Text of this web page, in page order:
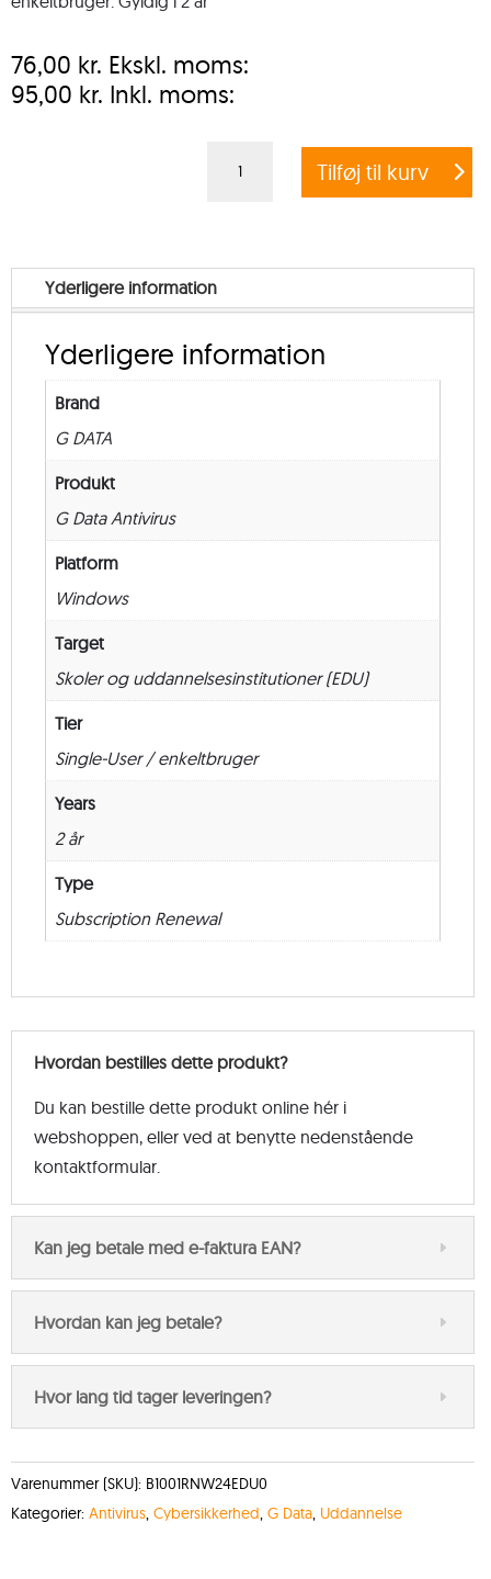
76,00 kr. Ekskl. moms:
95,00 kr. Inkl. moms:
–
Education
from
måneder
Tilføj til kurv
Yderligere information
Yderligere information
Brand
G DATA
Produkt
G Data Antivirus
Platform
Windows
Target
Skoler og uddannelsesinstitutioner (EDU)
Tier
Single-User / enkeltbruger
Years
2 år
Type
Subscription Renewal
Hvordan bestilles dette produkt?
Du kan bestille dette produkt online hér i
webshoppen, eller ved at benytte nedenstående
kontaktformular.
Kan jeg betale med e-faktura EAN?
Hvordan kan jeg betale?
Hvor lang tid tager leveringen?
Varenummer (SKU): B1001RNW24EDU0
Kategorier: Antivirus, Cybersikkerhed, G Data, Uddannelse